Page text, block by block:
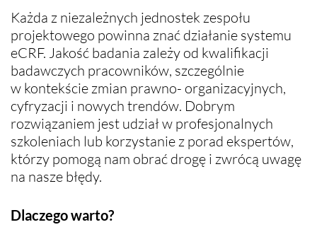
Każda z niezależnych jednostek zespołu
projektowego powinna znać działanie systemu
eCRF. Jakość badania zależy od kwalifikacji
badawczych pracowników, szczególnie
w kontekście zmian prawno- organizacyjnych,
cyfryzacji i nowych trendów. Dobrym
rozwiązaniem jest udział w profesjonalnych
szkoleniach lub korzystanie z porad ekspertów,
którzy pomogą nam obrać drogę i zwrócą uwagę
na nasze błędy.
Dlaczego warto?